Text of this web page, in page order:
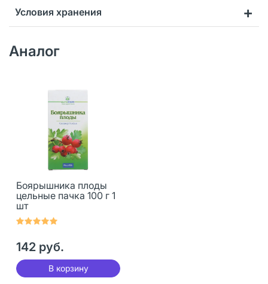
Условия хранения
Аналог
Боярышника плоды
цельные пачка 100 г 1
шт
142 руб.
В корзину